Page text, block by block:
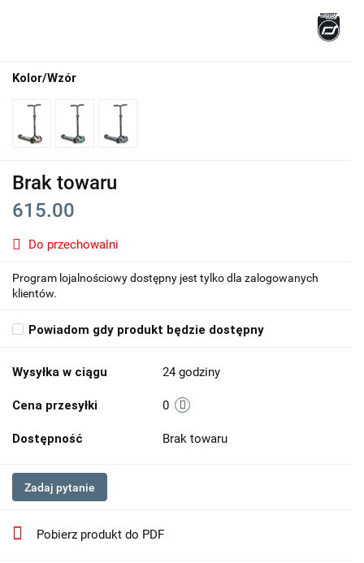
Kolor/Wzór
Brak towaru
615.00
Do przechowalni
Program lojalnościowy dostępny jest tylko dla zalogowanych
klientów.
Powiadom gdy produkt będzie dostępny
Wysyłka w ciągu 24 godziny
Cena przesyłki 0
Dostępność Brak towaru
Zadaj pytanie
Pobierz produkt do PDF